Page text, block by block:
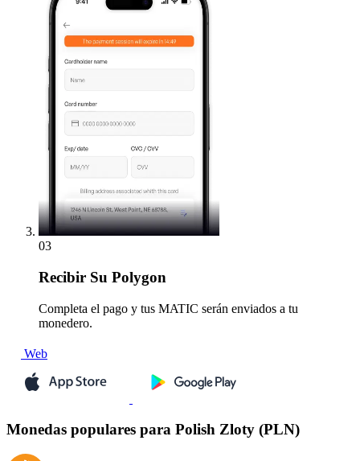
03
Recibir Su Polygon
Completa el pago y tus MATIC serán enviados a tu
monedero.
Web
Monedas populares para Polish Zloty (PLN)